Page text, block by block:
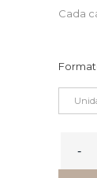
Cada